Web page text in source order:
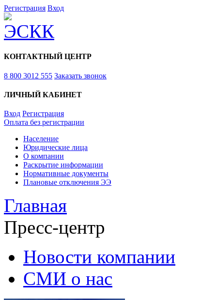
Регистрация Вход
КОНТАКТНЫЙ ЦЕНТР
8 800 3012 555 Заказать звонок
ЛИЧНЫЙ КАБИНЕТ
Вход Регистрация
Оплата без регистрации
Население
Юридические лица
О компании
Раскрытие информации
Нормативные документы
Плановые отключения ЭЭ
Главная
Пресс-центр
Новости компании
СМИ о нас